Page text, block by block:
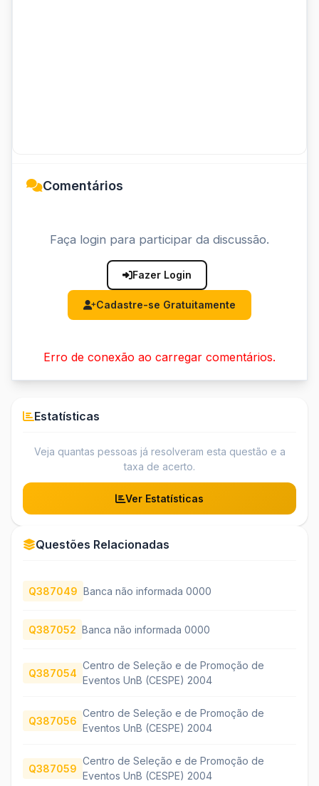
Comentários
Faça login para participar da discussão.
Fazer Login
Cadastre-se Gratuitamente
Erro de conexão ao carregar comentários.
Estatísticas
Veja quantas pessoas já resolveram esta questão e a
taxa de acerto.
Ver Estatísticas
Questões Relacionadas
Q387049 Banca não informada 0000
Q387052 Banca não informada 0000
Q387054
Centro de Seleção e de Promoção de
Eventos UnB (CESPE) 2004
Q387056
Centro de Seleção e de Promoção de
Eventos UnB (CESPE) 2004
Q387059
Centro de Seleção e de Promoção de
Eventos UnB (CESPE) 2004